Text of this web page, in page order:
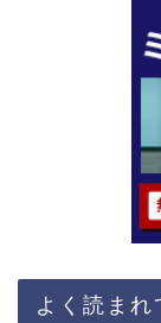
よく読まれ